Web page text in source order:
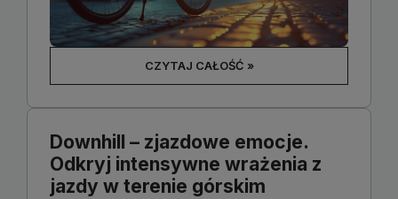
CZYTAJ CAŁOŚĆ »
Downhill – zjazdowe emocje.
Odkryj intensywne wrażenia z
jazdy w terenie górskim